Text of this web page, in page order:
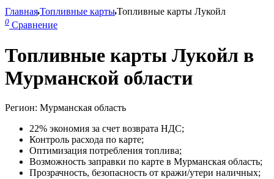
ГлавнаяТопливные картыТопливные карты Лукойл
0 Сравнение
Топливные карты Лукойл в
Мурманской области
Регион: Мурманская область
22% экономия за счет возврата НДС;
Контроль расхода по карте;
Оптимизация потребления топлива;
Возможность заправки по карте в Мурманская область;
Прозрачность, безопасность от кражи/утери наличных;